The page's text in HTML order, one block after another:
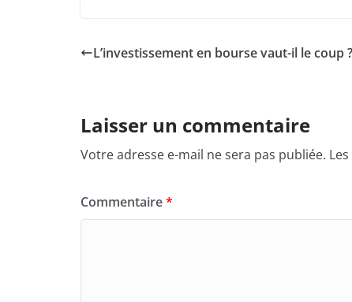
L’investissement en bourse vaut-il le coup ?
Laisser un commentaire
Votre adresse e-mail ne sera pas publiée.
Commentaire*